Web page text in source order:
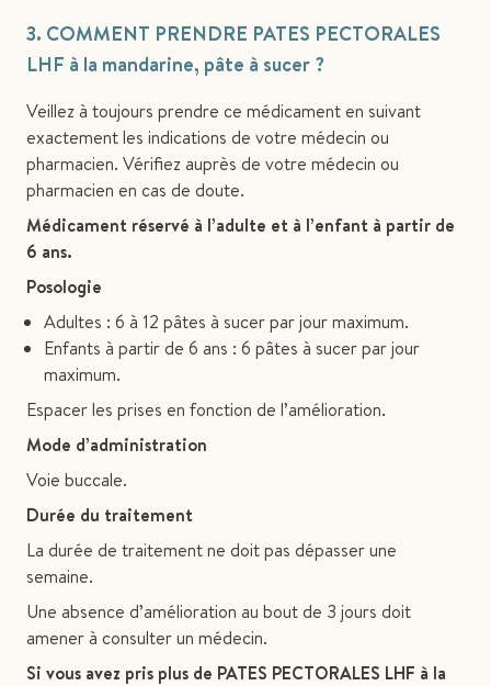
3. COMMENT PRENDRE PATES PECTORALES
LHF à la mandarine, pâte à sucer ?
Veillez à toujours prendre ce médicament en suivant
exactement les indications de votre médecin ou
pharmacien. Vérifiez auprès de votre médecin ou
pharmacien en cas de doute.
Médicament réservé à l’adulte et à l’enfant à partir de
6 ans.
Posologie
Adultes : 6 à 12 pâtes à sucer par jour maximum.
Enfants à partir de 6 ans : 6 pâtes à sucer par jour
maximum.
Espacer les prises en fonction de l’amélioration.
Mode d’administration
Voie buccale.
Durée du traitement
La durée de traitement ne doit pas dépasser une
semaine.
Une absence d’amélioration au bout de 3 jours doit
amener à consulter un médecin.
Si vous avez pris plus de PATES PECTORALES LHF à la